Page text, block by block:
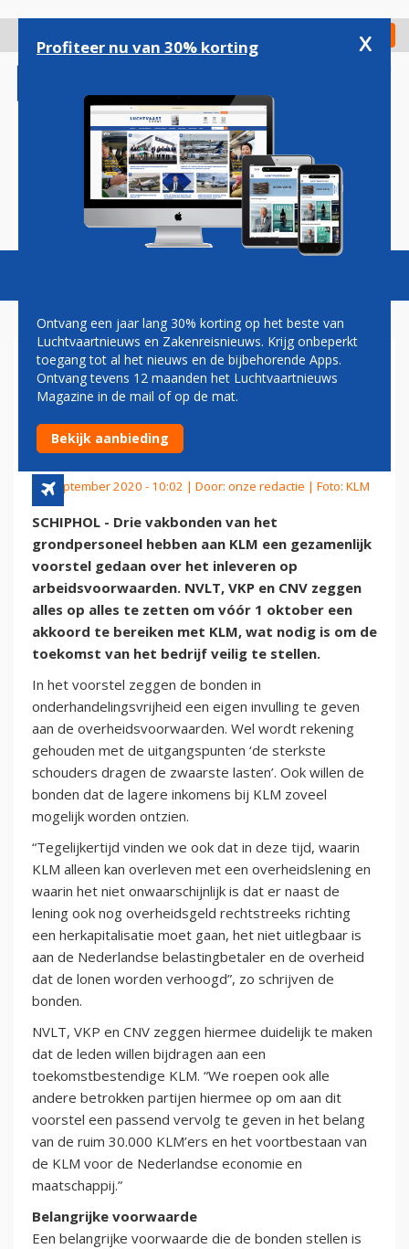
gaan
Check in
Magazine Podcasts Vacatures
GRONDBONDEN DOEN
GEZAMENLIJK VOORSTEL AAN
KLM
28 september 2020 - 10:02 | Door: onze redactie | Foto: KLM
SCHIPHOL - Drie vakbonden van het
grondpersoneel hebben aan KLM een gezamenlijk
voorstel gedaan over het inleveren op
arbeidsvoorwaarden. NVLT, VKP en CNV zeggen
alles op alles te zetten om vóór 1 oktober een
akkoord te bereiken met KLM, wat nodig is om de
toekomst van het bedrijf veilig te stellen.
In het voorstel zeggen de bonden in
onderhandelingsvrijheid een eigen invulling te geven
aan de overheidsvoorwaarden. Wel wordt rekening
gehouden met de uitgangspunten ‘de sterkste
schouders dragen de zwaarste lasten’. Ook willen de
bonden dat de lagere inkomens bij KLM zoveel
mogelijk worden ontzien.
“Tegelijkertijd vinden we ook dat in deze tijd, waarin
KLM alleen kan overleven met een overheidslening en
waarin het niet onwaarschijnlijk is dat er naast de
lening ook nog overheidsgeld rechtstreeks richting
een herkapitalisatie moet gaan, het niet uitlegbaar is
aan de Nederlandse belastingbetaler en de overheid
dat de lonen worden verhoogd”, zo schrijven de
bonden.
NVLT, VKP en CNV zeggen hiermee duidelijk te maken
dat de leden willen bijdragen aan een
toekomstbestendige KLM. “We roepen ook alle
andere betrokken partijen hiermee op om aan dit
voorstel een passend vervolg te geven in het belang
van de ruim 30.000 KLM’ers en het voortbestaan van
de KLM voor de Nederlandse economie en
maatschappij.”
Belangrijke voorwaarde
Een belangrijke voorwaarde die de bonden stellen is
Profiteer nu van 30% korting x
Ontvang een jaar lang 30% korting op het beste van
Luchtvaartnieuws en Zakenreisnieuws. Krijg onbeperkt
toegang tot al het nieuws en de bijbehorende Apps.
Ontvang tevens 12 maanden het Luchtvaartnieuws
Magazine in de mail of op de mat.
Bekijk aanbieding